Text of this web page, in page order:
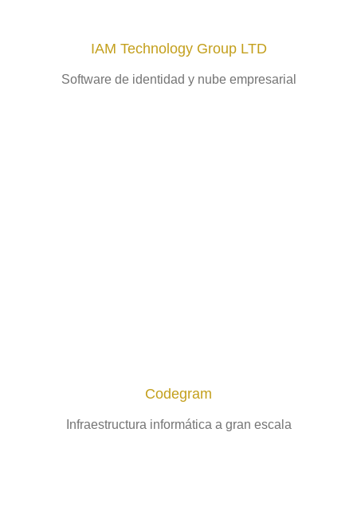
IAM Technology Group LTD
Software de identidad y nube empresarial
Codegram
Infraestructura informática a gran escala